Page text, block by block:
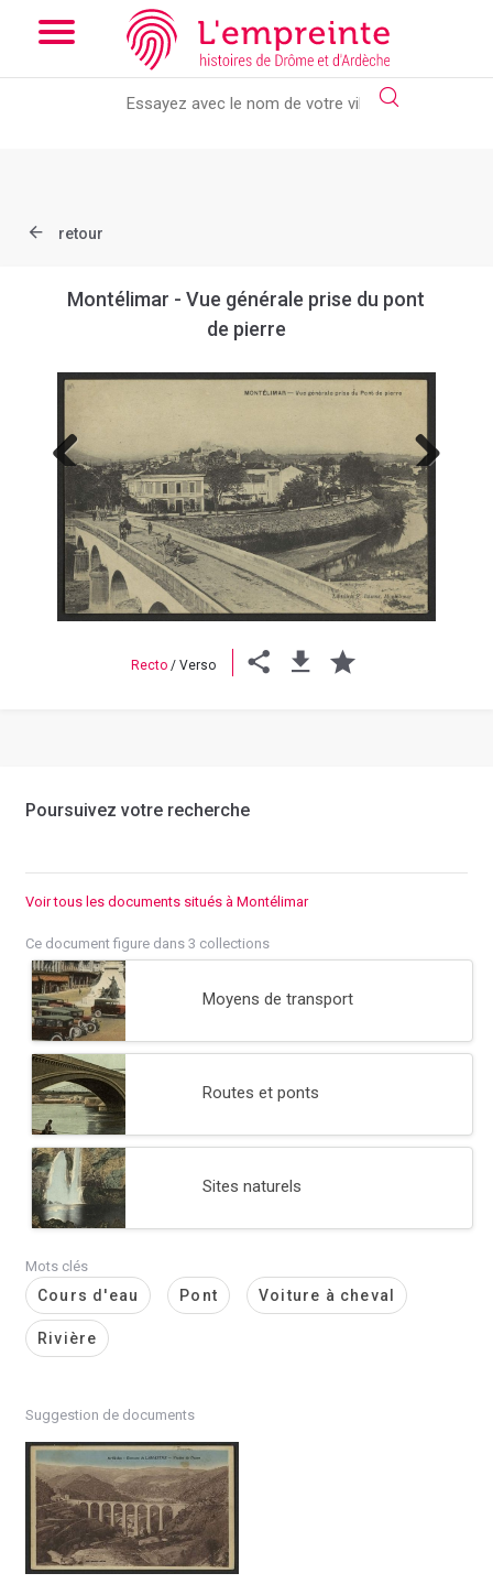
Array ( [slug] => document [ref] => B263626101_CP26 )
the new slick-theme.css if you want the default styling
retour
Montélimar - Vue générale prise du pont
de pierre
Previous Next
Recto / Verso
Poursuivez votre recherche
Voir tous les documents situés à Montélimar
Ce document figure dans 3 collections
Moyens de transport
Routes et ponts
Sites naturels
Mots clés
Cours d'eau Pont Voiture à cheval
Rivière
Suggestion de documents